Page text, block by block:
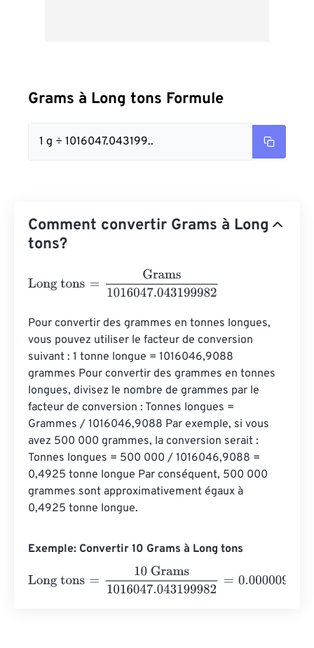
Grams à Long tons Formule
1 g ÷ 1016047.043199..
Comment convertir Grams à Long
tons?
Long tons 1016047.043199982
Pour convertir des grammes en tonnes longues,
vous pouvez utiliser le facteur de conversion
suivant : 1 tonne longue = 1016046,9088
grammes Pour convertir des grammes en tonnes
longues, divisez le nombre de grammes par le
facteur de conversion : Tonnes longues =
Grammes / 1016046,9088 Par exemple, si vous
avez 500 000 grammes, la conversion serait :
Tonnes longues = 500 000 / 1016046,9088 =
0,4925 tonne longue Par conséquent, 500 000
grammes sont approximativement égaux à
0,4925 tonne longue.
Exemple: Convertir 10 Grams à Long tons
Long tons
1016047.043199982 =0.0000098